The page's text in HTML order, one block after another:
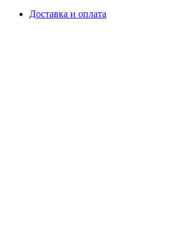
Доставка и оплата